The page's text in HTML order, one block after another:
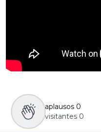
aplausos 0
visitantes 0